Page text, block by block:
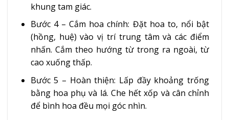
khung tam giác.
Bước 4 – Cắm hoa chính: Đặt hoa to, nổi bật
(hồng, huệ) vào vị trí trung tâm và các điểm
nhấn. Cắm theo hướng từ trong ra ngoài, từ
cao xuống thấp.
Bước 5 – Hoàn thiện: Lấp đầy khoảng trống
bằng hoa phụ và lá. Che hết xốp và cân chỉnh
để bình hoa đều mọi góc nhìn.